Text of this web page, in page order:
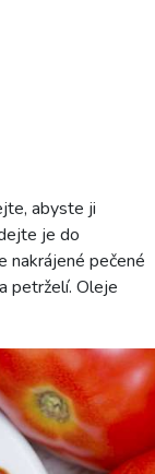
abyste ji
je do
nakrájené pečené
petrželí. Oleje